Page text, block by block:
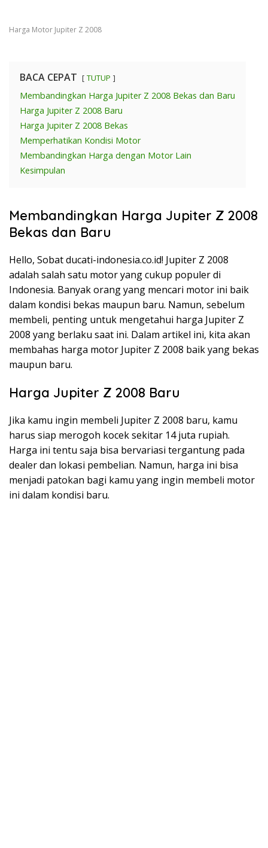
Harga Motor Jupiter Z 2008
BACA CEPAT TUTUP
Membandingkan Harga Jupiter Z 2008 Bekas dan Baru
Harga Jupiter Z 2008 Baru
Harga Jupiter Z 2008 Bekas
Memperhatikan Kondisi Motor
Membandingkan Harga dengan Motor Lain
Kesimpulan
Membandingkan Harga Jupiter Z 2008
Bekas dan Baru
Hello, Sobat ducati-indonesia.co.id! Jupiter Z 2008
adalah salah satu motor yang cukup populer di
Indonesia. Banyak orang yang mencari motor ini baik
dalam kondisi bekas maupun baru. Namun, sebelum
membeli, penting untuk mengetahui harga Jupiter Z
2008 yang berlaku saat ini. Dalam artikel ini, kita akan
membahas harga motor Jupiter Z 2008 baik yang bekas
maupun baru.
Harga Jupiter Z 2008 Baru
Jika kamu ingin membeli Jupiter Z 2008 baru, kamu
harus siap merogoh kocek sekitar 14 juta rupiah.
Harga ini tentu saja bisa bervariasi tergantung pada
dealer dan lokasi pembelian. Namun, harga ini bisa
menjadi patokan bagi kamu yang ingin membeli motor
ini dalam kondisi baru.